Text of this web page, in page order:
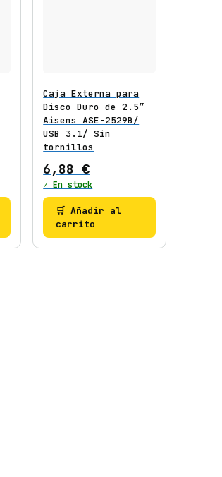
Caja Externa para
Disco Duro de 2.5″
Aisens ASE-2529B/
USB 3.1/ Sin
tornillos
6,88 €
✓ En stock
🛒 Añadir al
carrito